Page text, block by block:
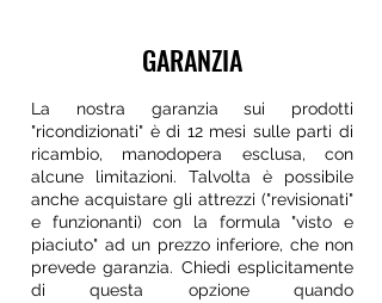
GARANZIA
La nostra garanzia sui prodotti
"ricondizionati" è di 12 mesi sulle parti di
ricambio, manodopera esclusa, con
alcune limitazioni. Talvolta è possibile
anche acquistare gli attrezzi ("revisionati"
e funzionanti) con la formula "visto e
piaciuto" ad un prezzo inferiore, che non
prevede garanzia. Chiedi esplicitamente
di questa opzione quando